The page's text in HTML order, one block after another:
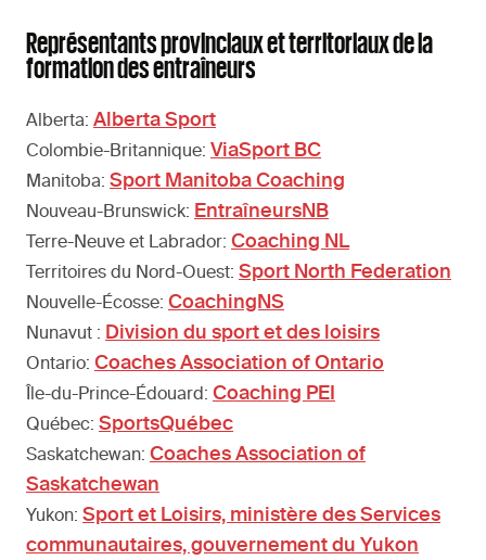
Représentants provinciaux et territoriaux de la
formation des entraîneurs
Alberta: Alberta Sport
Colombie-Britannique: ViaSport BC
Manitoba: Sport Manitoba Coaching
Nouveau-Brunswick: EntraîneursNB
Terre-Neuve et Labrador: Coaching NL
Territoires du Nord-Ouest: Sport North Federation
Nouvelle-Écosse: CoachingNS
Nunavut : Division du sport et des loisirs
Ontario: Coaches Association of Ontario
Île-du-Prince-Édouard: Coaching PEI
Québec: SportsQuébec
Saskatchewan: Coaches Association of
Saskatchewan
Yukon: Sport et Loisirs, ministère des Services
communautaires, gouvernement du Yukon